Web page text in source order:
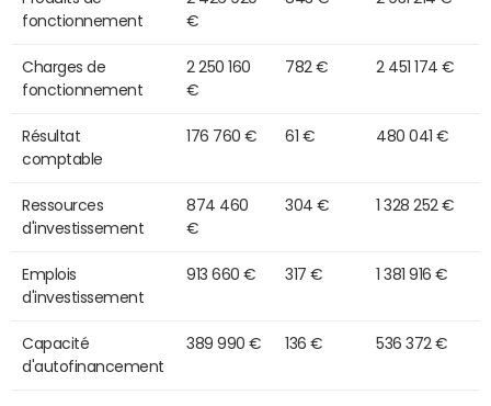
fonctionnement
€
Charges de
fonctionnement
2 250 160
€
782 € 2 451 174 €
Résultat
comptable
176 760 € 61 € 480 041 €
Ressources
d'investissement
874 460
€
304 € 1 328 252 €
Emplois
d'investissement
913 660 € 317 € 1 381 916 €
Capacité
d'autofinancement
389 990 € 136 € 536 372 €